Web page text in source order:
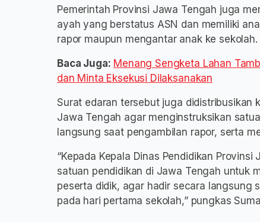
Pemerintah Provinsi Jawa Tengah juga
ayah yang berstatus ASN dan memiliki
rapor maupun mengantar anak ke sekolah.
Baca Juga: Menang Sengketa Lahan
dan Minta Eksekusi Dilaksanakan
Surat edaran tersebut juga didistribusikan
Jawa Tengah agar menginstruksikan
langsung saat pengambilan rapor, serta
“Kepada Kepala Dinas Pendidikan
satuan pendidikan di Jawa Tengah untuk
peserta didik, agar hadir secara langsung
pada hari pertama sekolah,” pungkas